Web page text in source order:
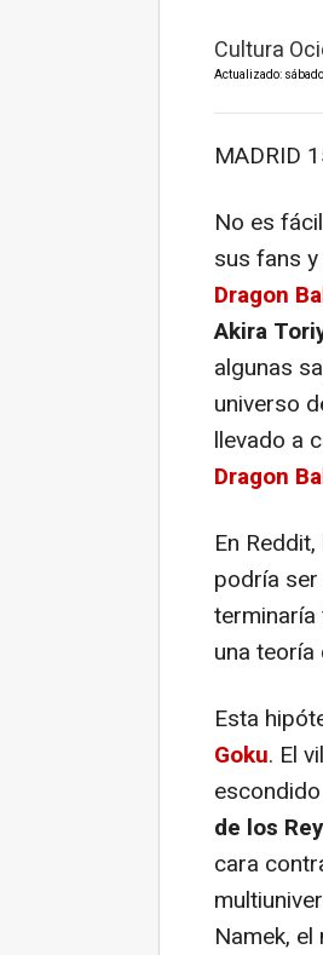
Cultura
Actualizado:
MADRID
No es
sus fans
Dragon
Akira
algunas
universo
llevado a
Dragon
En
podría
una
Esta
Goku. El
de los
cara
Namek,